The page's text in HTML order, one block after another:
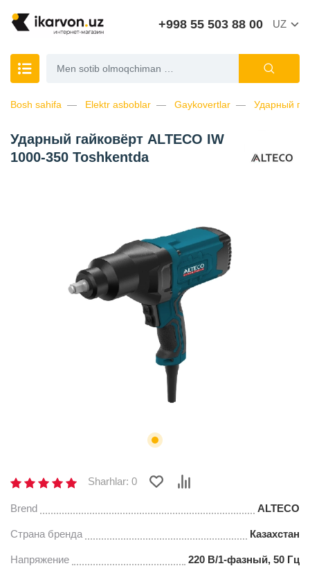
+998 55 503 88 00 UZ
Bosh sahifa Elektr asboblar Gaykovertlar Ударный
Ударный гайковёрт ALTECO IW
1000-350 Toshkentda
Sharhlar: 0
Brend ALTECO
Страна бренда Казахстан
Напряжение 220 В/1-фазный, 50 Гц